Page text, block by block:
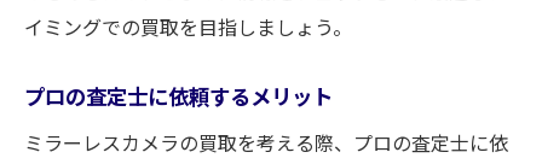
イミングでの買取を目指しましょう。
プロの査定士に依頼するメリット
ミラーレスカメラの買取を考える際、プロの査定士に依